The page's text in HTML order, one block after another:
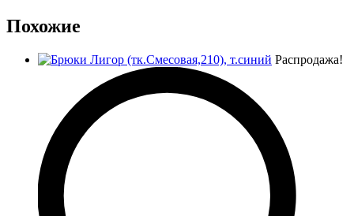
Похожие
Распродажа!